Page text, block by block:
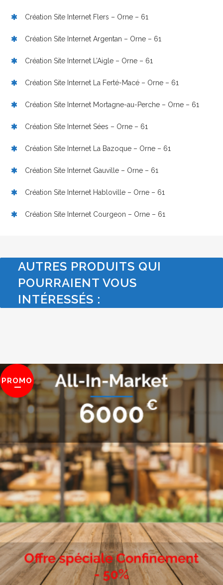
Création Site Internet Flers – Orne – 61
Création Site Internet Argentan – Orne – 61
Création Site Internet L’Aigle – Orne – 61
Création Site Internet La Ferté-Macé – Orne – 61
Création Site Internet Mortagne-au-Perche – Orne – 61
Création Site Internet Sées – Orne – 61
Création Site Internet La Bazoque – Orne – 61
Création Site Internet Gauville – Orne – 61
Création Site Internet Habloville – Orne – 61
Création Site Internet Courgeon – Orne – 61
AUTRES PRODUITS QUI
POURRAIENT VOUS
INTÉRESSÉS :
PROMO